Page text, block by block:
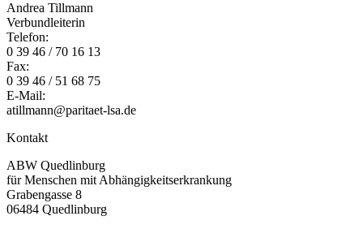
Andrea Tillmann
Verbundleiterin
Telefon:
0 39 46 / 70 16 13
Fax:
0 39 46 / 51 68 75
E-Mail:
atillmann@paritaet-lsa.de
Kontakt
ABW Quedlinburg
für Menschen mit Abhängigkeitserkrankung
Grabengasse 8
06484 Quedlinburg